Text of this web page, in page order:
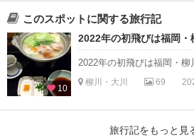
このスポットに関する旅行記
10
2022年の初飛びは福岡・
2022年の初飛びは福岡・柳
柳川・大川 69
旅行記をもっと見